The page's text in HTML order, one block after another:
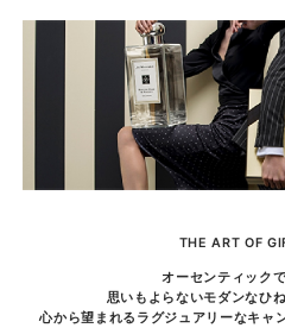
THE ART OF
オーセンティック
思いもよらないモダンなひ
心から望まれるラグジュアリーなキャ